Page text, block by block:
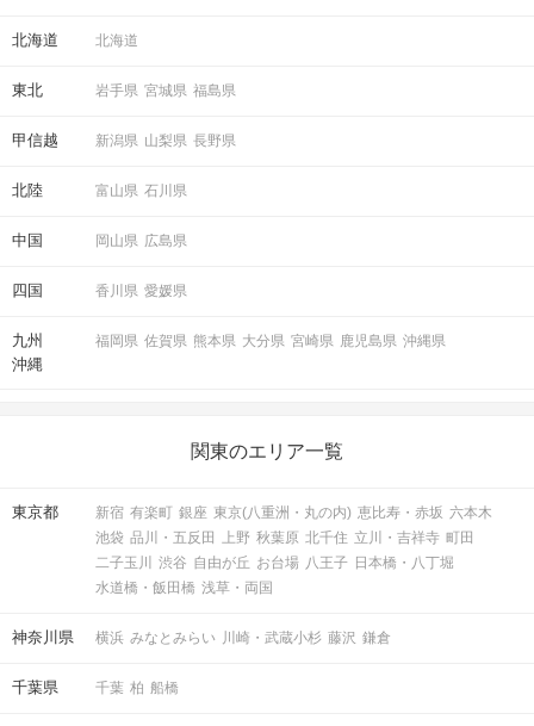
北海道 北海道
東北 岩手県 宮城県 福島県
甲信越 新潟県 山梨県 長野県
北陸 富山県 石川県
中国 岡山県 広島県
四国 香川県 愛媛県
九州
沖縄
福岡県 佐賀県 熊本県 大分県 宮崎県 鹿児島県 沖縄県
関東のエリア一覧
東京都 新宿 有楽町 銀座 東京(八重洲・丸の内) 恵比寿・赤坂 六本木
池袋 品川・五反田 上野 秋葉原 北千住 立川・吉祥寺 町田
二子玉川
渋谷 自由が丘 お台場 八王子 日本橋・八丁堀
水道橋・飯田橋 浅草・両国
神奈川県 横浜 みなとみらい 川崎・武蔵小杉 藤沢 鎌倉
千葉県 千葉 柏 船橋